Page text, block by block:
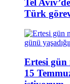
Tel
Türk
Ertesi gün
15